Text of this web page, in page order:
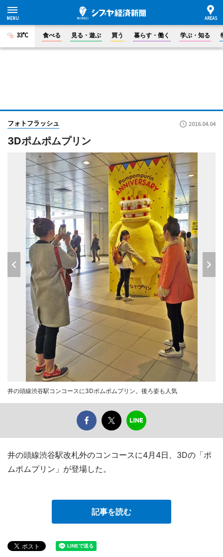
33°C 食べる 見る・遊ぶ 買う 暮らす・働く 学ぶ・知る
フォトフラッシュ 2016.04.04
3Dポムポムプリン
井の頭線渋谷駅コンコースに3Dポムポムプリン。後ろ姿も人気
井の頭線渋谷駅改札外のコンコースに4月4日、3Dの「ポ
ムポムプリン」が登場した。
記事を読む